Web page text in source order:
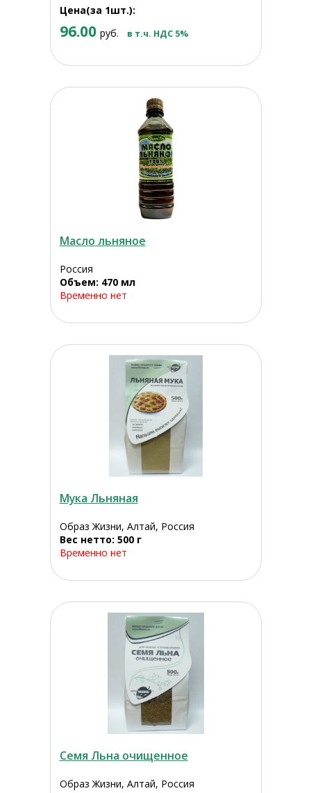
Цена(за 1шт.):
96.00 руб. в т.ч. НДС 5%
Масло льняное
Россия
Объем: 470 мл
Временно нет
Мука Льняная
Образ Жизни, Алтай, Россия
Вес нетто: 500 г
Временно нет
Семя Льна очищенное
Образ Жизни, Алтай, Россия